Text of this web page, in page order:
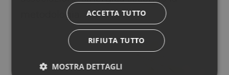
metodologia.
ACCETTA TUTTO
RIFIUTA TUTTO
MOSTRA DETTAGLI